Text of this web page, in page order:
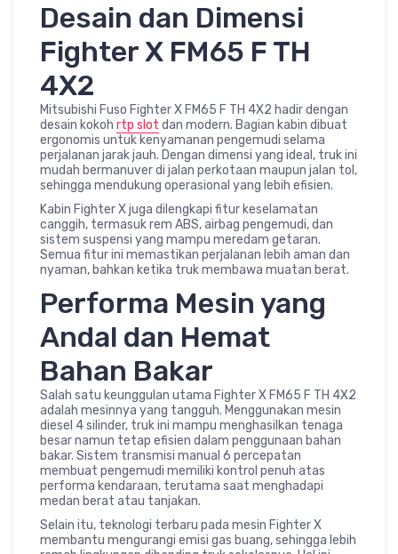
Desain dan Dimensi
Fighter X FM65 F TH
4X2
Mitsubishi Fuso Fighter X FM65 F TH 4X2 hadir dengan
desain kokoh rtp slot dan modern. Bagian kabin dibuat
ergonomis untuk kenyamanan pengemudi selama
perjalanan jarak jauh. Dengan dimensi yang ideal, truk ini
mudah bermanuver di jalan perkotaan maupun jalan tol,
sehingga mendukung operasional yang lebih efisien.
Kabin Fighter X juga dilengkapi fitur keselamatan
canggih, termasuk rem ABS, airbag pengemudi, dan
sistem suspensi yang mampu meredam getaran.
Semua fitur ini memastikan perjalanan lebih aman dan
nyaman, bahkan ketika truk membawa muatan berat.
Performa Mesin yang
Andal dan Hemat
Bahan Bakar
Salah satu keunggulan utama Fighter X FM65 F TH 4X2
adalah mesinnya yang tangguh. Menggunakan mesin
diesel 4 silinder, truk ini mampu menghasilkan tenaga
besar namun tetap efisien dalam penggunaan bahan
bakar. Sistem transmisi manual 6 percepatan
membuat pengemudi memiliki kontrol penuh atas
performa kendaraan, terutama saat menghadapi
medan berat atau tanjakan.
Selain itu, teknologi terbaru pada mesin Fighter X
membantu mengurangi emisi gas buang, sehingga lebih